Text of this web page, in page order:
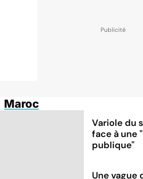
Maroc
Variole du
face à une
publique"
Une vague